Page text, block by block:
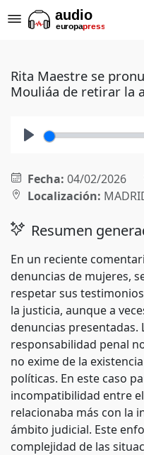
Rita Maestre se
Mouliáa de retirar la
Fecha: 04/02/2026
Localización:
Resumen
En un reciente
denuncias de mujeres,
respetar sus
la justicia, aunque a
denuncias presentadas.
responsabilidad penal
no exime de la
políticas. En este caso
incompatibilidad entre
relacionaba más con la
ámbito judicial. Este
complejidad de las